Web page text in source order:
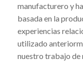
manufacturero y
basada en la
experiencias
utilizado
nuestro trabajo de